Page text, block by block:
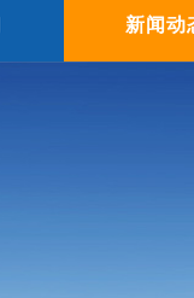
新闻动